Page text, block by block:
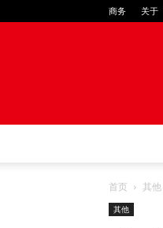
商务 关于
首页 其他
其他